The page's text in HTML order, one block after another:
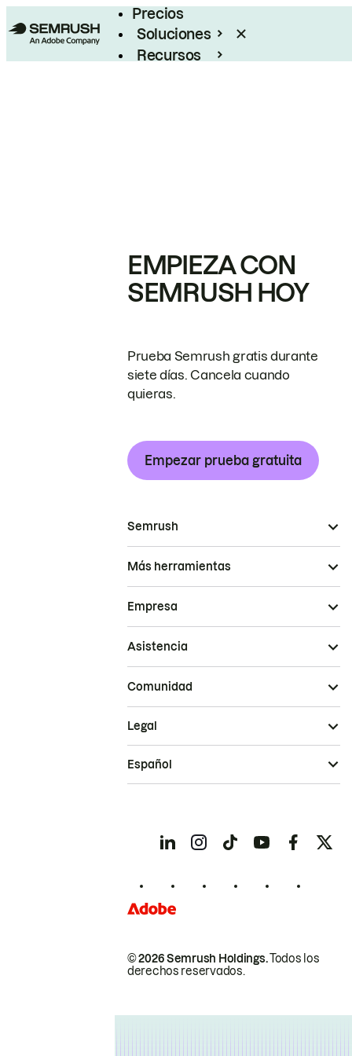
Precios
Soluciones
Recursos
EMPIEZA CON
SEMRUSH HOY
Prueba Semrush gratis durante
siete días. Cancela cuando
quieras.
Empezar prueba gratuita
Semrush
Más herramientas
Empresa
Asistencia
Comunidad
© 2026 Semrush Holdings.Todos los
derechos reservados.
Legal
Español